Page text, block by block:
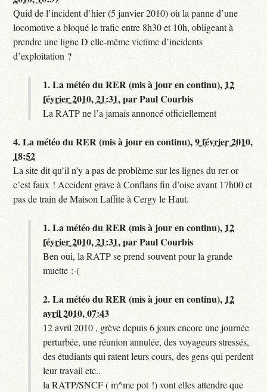
Quid de l’incident d’hier (5 janvier 2010) où la panne d’une
locomotive a bloqué le trafic entre 8h30 et 10h, obligeant à
prendre une ligne D elle-même victime d’incidents
d’exploitation ?
1.La météo du RER (mis à jour en continu), 12
février 2010, 21:31,parPaul Courbis
La RATP ne l’a jamais annoncé officiellement
4.La météo du RER (mis à jour en continu),9 février 2010,
18:52
La site dit qu’il n’y a pas de problème sur les lignes du rer or
c’est faux ! Accident grave à Conflans fin d’oise avant 17h00 et
pas de train de Maison Laffite à Cergy le Haut.
1.La météo du RER (mis à jour en continu), 12
février 2010, 21:31,parPaul Courbis
Ben oui, la RATP se prend souvent pour la grande
muette :-(
2.La météo du RER (mis à jour en continu), 12
avril 2010, 07:43
12 avril 2010 , grève depuis 6 jours encore une journée
perturbée, une réunion annulée, des voyageurs stressés,
des étudiants qui ratent leurs cours, des gens qui perdent
leur travail etc..
la RATP/SNCF ( m^me pot !) vont elles attendre que